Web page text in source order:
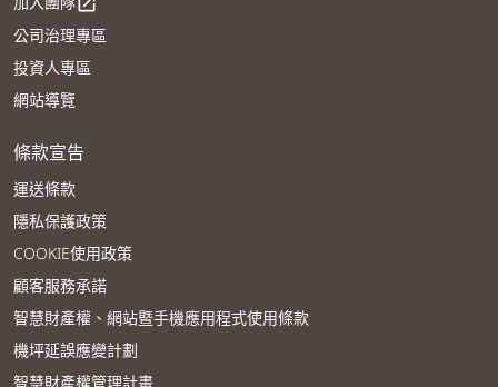
公司治理專區
投資人專區
網站導覽
條款宣告
運送條款
隱私保護政策
COOKIE使用政策
顧客服務承諾
智慧財產權、網站暨手機應用程式使用條款
機坪延誤應變計劃
智慧財產權管理計畫